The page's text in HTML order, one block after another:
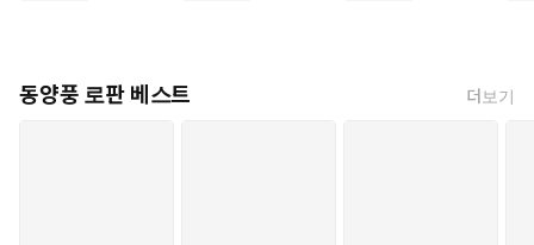
동양풍 로판 베스트 더보기